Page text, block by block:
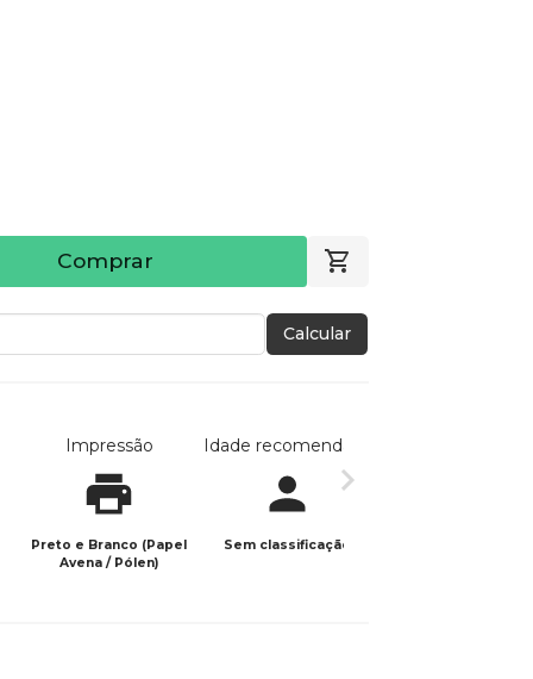
Comprar
Calcular
Impressão
Preto e Branco (Papel
Avena / Pólen)
Idade recomendada
Sem classificação